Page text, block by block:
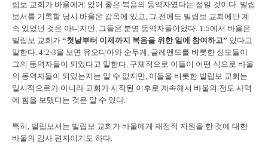
립보 교회가 바울에게 있어 좋은 복음의 동역자였다는 점일 것이다. 빌립
보서를 기록할 당시 바울은 감옥에 있고, 그 전에도 빌립보 교회에만 계
속 있었던 것은 아니지만, 그들은 분명 동역자들이었다. 1:5에서 바울은
빌립보 교회가 “첫날부터 이제까지 복음을 위한 일에 참여하고” 있다고
말한다. 4:2-3을 보면 유오디아와 순두게, 글레멘드를 비롯한 성도들이
그의 동역자들이 되었다고 말한다. 구체적으로 이들이 어떤 식으로 바울
의 동역자들이 되었는지는 알 수 없지만, 이들을 비롯한 빌립보 교회는
일시적으로가 아니라 교회가 시작된 이후로 계속해서 바울의 전도 사역
에 힘을 보탰다는 것은 알 수 있다.
특히, 빌립보서는 빌립보 교회가 바울에게 재정적 지원을 한 것에 대한
바울의 감사 편지이기도 하다.